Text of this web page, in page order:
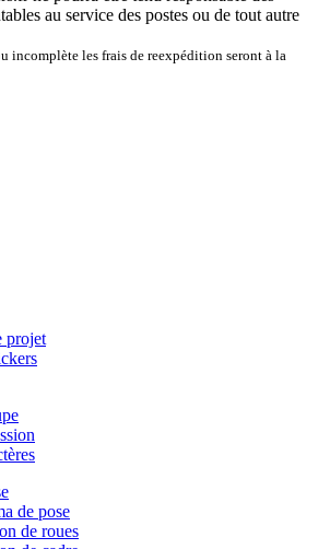
au service des postes ou de tout autre
incomplète les frais de reexpédition seront à la
projet
de pose
de roues